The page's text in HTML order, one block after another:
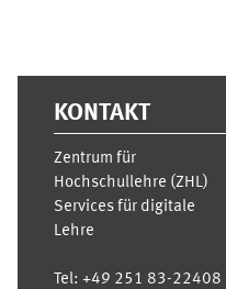
KONTAKT
Zentrum für
Hochschullehre (ZHL)
Services für digitale
Lehre
Tel: +49 251 83-22408